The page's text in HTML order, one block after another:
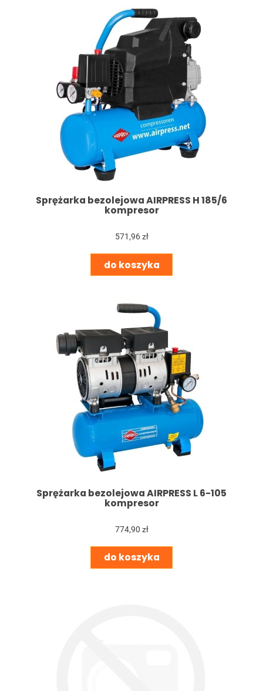
Sprężarka bezolejowa AIRPRESS H 185/6
kompresor
571,96 zł
do koszyka
Sprężarka bezolejowa AIRPRESS L 6-105
kompresor
774,90 zł
do koszyka